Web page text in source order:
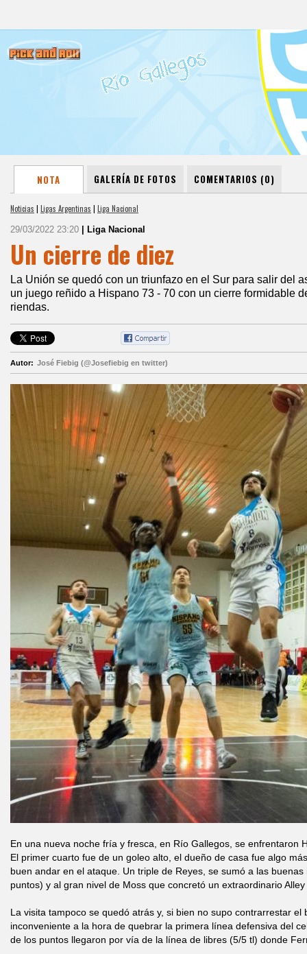
NOTA GALERÍA DE FOTOS COMENTARIOS (0)
Noticias | Ligas Argentinas | Liga Nacional
29/03/2022 23:20 | Liga Nacional
Un cierre de diez
La Unión se quedó con un triunfazo en el Sur para salir del
un juego reñido a Hispano 73 - 70 con un cierre formidable
riendas.
Autor: José Fiebig (@Josefiebig en twitter)
En una nueva noche fría y fresca, en Río Gallegos, se enfrentaron
El primer cuarto fue de un goleo alto, el dueño de casa fue algo
buen andar en el ataque. Un triple de Reyes, se sumó a las
puntos) y al gran nivel de Moss que concretó un extraordinario
La visita tampoco se quedó atrás y, si bien no supo contrarrestar
inconveniente a la hora de quebrar la primera línea defensiva del
de los puntos llegaron por vía de la línea de libres (5/5 tl) donde